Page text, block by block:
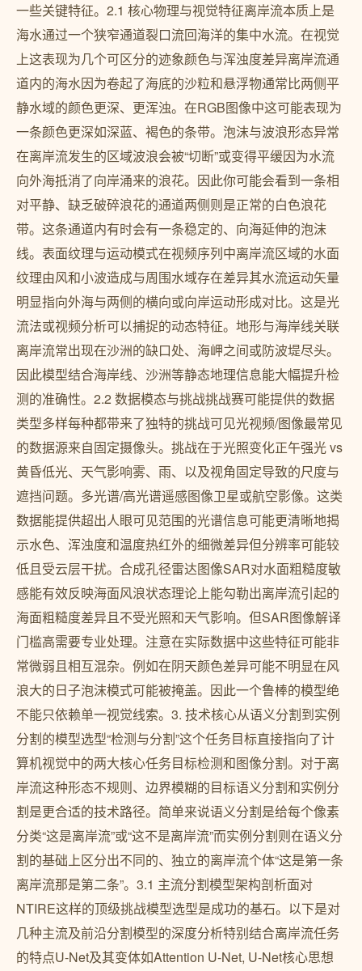
一些关键特征。2.1 核心物理与视觉特征离岸流本质上是
海水通过一个狭窄通道裂口流回海洋的集中水流。在视觉
上这表现为几个可区分的迹象颜色与浑浊度差异离岸流通
道内的海水因为卷起了海底的沙粒和悬浮物通常比两侧平
静水域的颜色更深、更浑浊。在RGB图像中这可能表现为
一条颜色更深如深蓝、褐色的条带。泡沫与波浪形态异常
在离岸流发生的区域波浪会被“切断”或变得平缓因为水流
向外海抵消了向岸涌来的浪花。因此你可能会看到一条相
对平静、缺乏破碎浪花的通道两侧则是正常的白色浪花
带。这条通道内有时会有一条稳定的、向海延伸的泡沫
线。表面纹理与运动模式在视频序列中离岸流区域的水面
纹理由风和小波造成与周围水域存在差异其水流运动矢量
明显指向外海与两侧的横向或向岸运动形成对比。这是光
流法或视频分析可以捕捉的动态特征。地形与海岸线关联
离岸流常出现在沙洲的缺口处、海岬之间或防波堤尽头。
因此模型结合海岸线、沙洲等静态地理信息能大幅提升检
测的准确性。2.2 数据模态与挑战挑战赛可能提供的数据
类型多样每种都带来了独特的挑战可见光视频/图像最常见
的数据源来自固定摄像头。挑战在于光照变化正午强光 vs
黄昏低光、天气影响雾、雨、以及视角固定导致的尺度与
遮挡问题。多光谱/高光谱遥感图像卫星或航空影像。这类
数据能提供超出人眼可见范围的光谱信息可能更清晰地揭
示水色、浑浊度和温度热红外的细微差异但分辨率可能较
低且受云层干扰。合成孔径雷达图像SAR对水面粗糙度敏
感能有效反映海面风浪状态理论上能勾勒出离岸流引起的
海面粗糙度差异且不受光照和天气影响。但SAR图像解译
门槛高需要专业处理。注意在实际数据中这些特征可能非
常微弱且相互混杂。例如在阴天颜色差异可能不明显在风
浪大的日子泡沫模式可能被掩盖。因此一个鲁棒的模型绝
不能只依赖单一视觉线索。3. 技术核心从语义分割到实例
分割的模型选型“检测与分割”这个任务目标直接指向了计
算机视觉中的两大核心任务目标检测和图像分割。对于离
岸流这种形态不规则、边界模糊的目标语义分割和实例分
割是更合适的技术路径。简单来说语义分割是给每个像素
分类“这是离岸流”或“这不是离岸流”而实例分割则在语义分
割的基础上区分出不同的、独立的离岸流个体“这是第一条
离岸流那是第二条”。3.1 主流分割模型架构剖析面对
NTIRE这样的顶级挑战模型选型是成功的基石。以下是对
几种主流及前沿分割模型的深度分析特别结合离岸流任务
的特点U-Net及其变体如Attention U-Net, U-Net核心思想